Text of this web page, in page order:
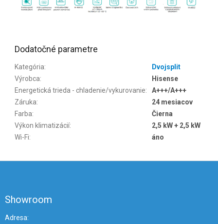
Dodatočné parametre
Kategória:
Dvojsplit
Výrobca:
Hisense
Energetická trieda - chladenie/vykurovanie:
A+++/A+++
Záruka:
24 mesiacov
Farba:
Čierna
Výkon klimatizácií:
2,5 kW + 2,5 kW
Wi-Fi: áno
Showroom
Adresa: